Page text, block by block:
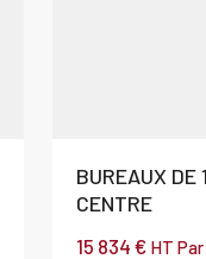
BUREAUX DE
CENTRE
15 834 € HT